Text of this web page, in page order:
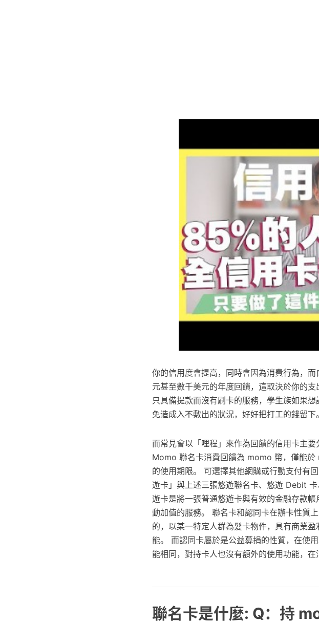
你的信用度會提高，同時會因為消費行為，
元甚至數千美元的年度回饋，這取決於你的
只具備提款而沒有刷卡的服務，學生族如果
免造成入不敷出的狀況，好好把打工的錢留下。
而常見會以「哩程」來作為回饋的信用卡主
Momo 聯名卡消費回饋為 momo 幣，僅能
的使用期限。 可選擇其他網購或行動支付有
遊卡」與上述三張悠遊聯名卡、悠遊 Debit
遊卡是將一張普通悠遊卡與有效的金融存款
動加值的服務。 聯名卡和認同卡在辦卡性質
的，以某一特定人群為髮卡物件，具有商業
能。 而認同卡屬於是公益募捐的性質，在使
能相同，對持卡人也沒有額外的使用功能，在
聯名卡是什麼: Q：持